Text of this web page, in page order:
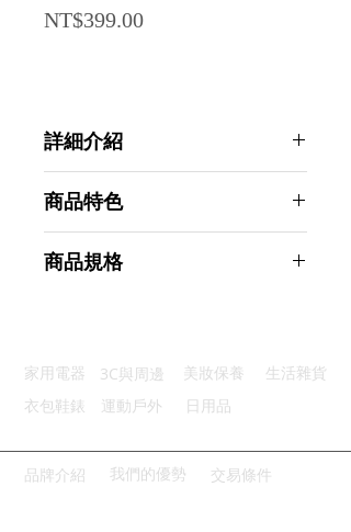
NT$399.00Price
詳細介紹
商品特色
精磨修復：滿砂型細磨1000目
商品規格
主要材質：金鋼石
商品尺寸：7.4*5.5*2cm
產地名稱：中國大陸
代理商：亞桓有限公司
家用電器 3C與周邊 美妝保養
生活雜貨
衣包鞋錶
運動戶外 日用品
品牌介紹 我們的優勢 交易條件